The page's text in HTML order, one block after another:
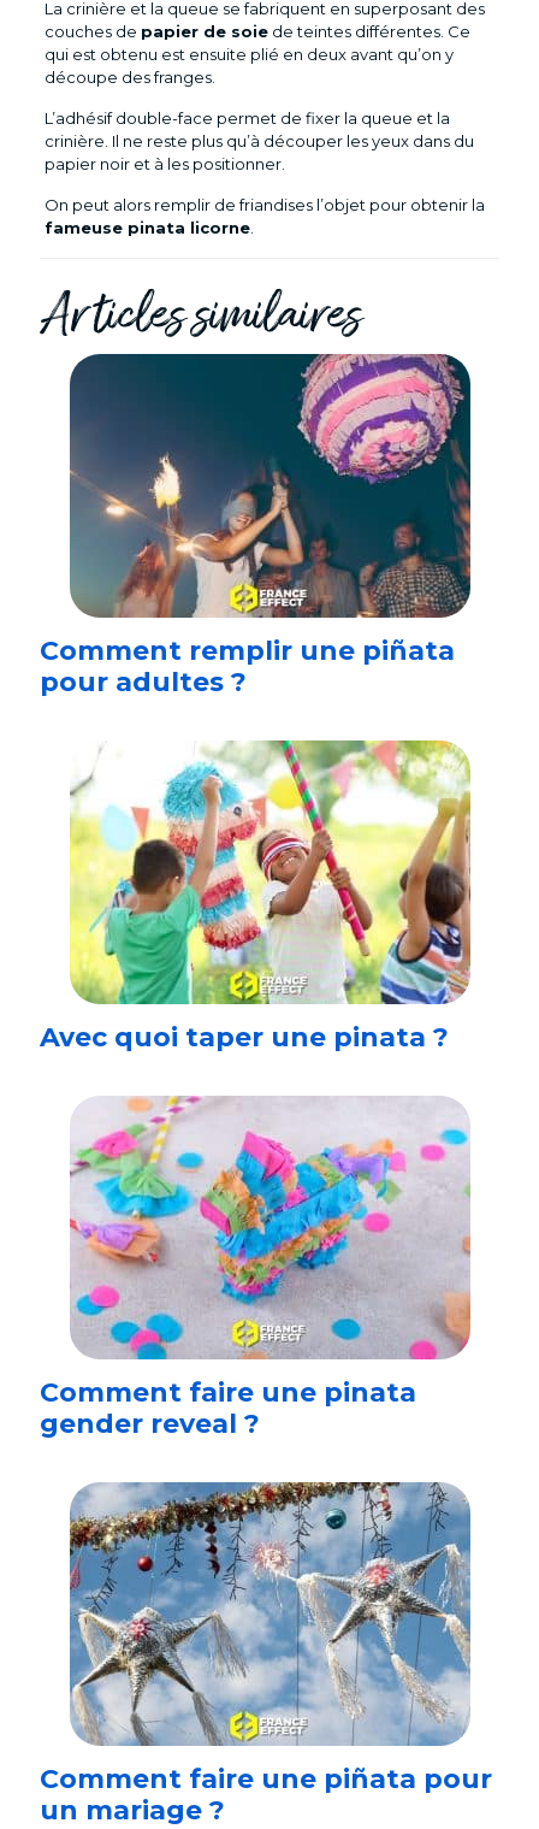
La crinière et la queue se fabriquent en superposant des
couches de papier de soiede teintes différentes. Ce
qui est obtenu est ensuite plié en deux avant qu’on y
découpe des franges.
L’adhésif double-face permet de fixer la queue et la
crinière. Il ne reste plus qu’à découper les yeux dans du
papier noir et à les positionner.
On peut alors remplir de friandises l’objet pour obtenir la
fameuse pinata licorne.
Articles similaires
Comment remplir une piñata
pour adultes ?
Avec quoi taper une pinata ?
Comment faire une pinata
gender reveal ?
Comment faire une piñata pour
un mariage ?